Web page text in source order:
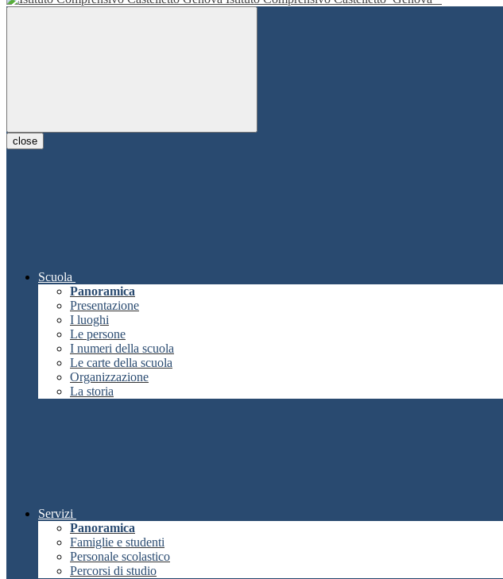
close
Scuola
Panoramica
Presentazione
I luoghi
Le persone
I numeri della scuola
Le carte della scuola
Organizzazione
La storia
Servizi
Panoramica
Famiglie e studenti
Personale scolastico
Percorsi di studio